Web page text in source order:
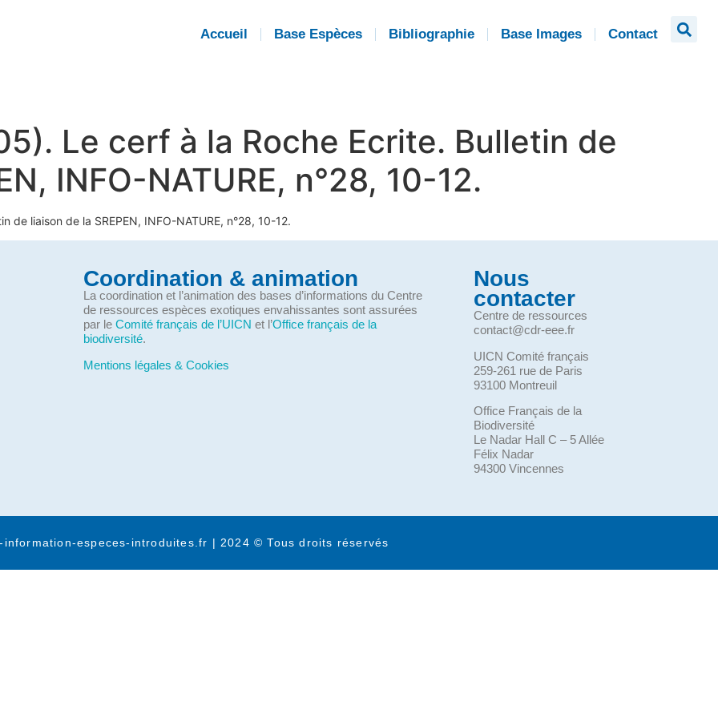
Accueil Base Espèces Bibliographie Base Images Contact
Le cerf à la Roche Ecrite. Bulletin de
INFO-NATURE, n°28, 10-12.
liaison de la SREPEN, INFO-NATURE, n°28, 10-12.
Coordination & animation
La coordination et l’animation des bases d’informations du Centre
de ressources espèces exotiques envahissantes sont assurées
par le Comité français de l’UICN et l’Office français de la
biodiversité.
Mentions légales & Cookies
Nous
contacter
Centre de ressources
contact@cdr-eee.fr
UICN Comité français
259-261 rue de Paris
93100 Montreuil
Office Français de la
Biodiversité
Le Nadar Hall C – 5 Allée
Félix Nadar
94300 Vincennes
information-especes-introduites.fr | 2024 © Tous droits réservés